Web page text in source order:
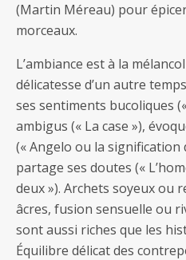
(Martin Méreau) pour
morceaux.
L’ambiance est à la
délicatesse d’un autre
ses sentiments bucoliques
ambigus (« La case »),
(« Angelo ou la signification
partage ses doutes («
deux »). Archets soyeux ou
âcres, fusion sensuelle ou
sont aussi riches que les
Équilibre délicat des